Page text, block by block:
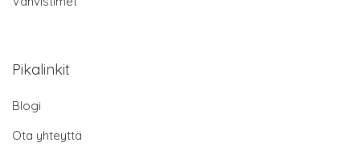
Pikalinkit
Blogi
Ota yhteyttä